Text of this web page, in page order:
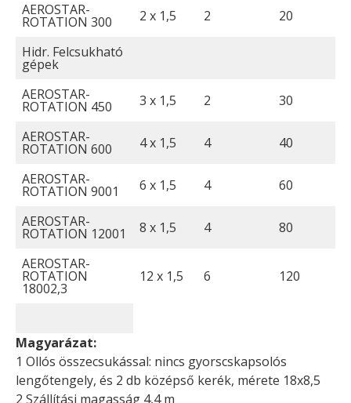
AEROSTAR-
ROTATION 300 2 x 1,5 2 20
Hidr. Felcsukható
gépek
AEROSTAR-
ROTATION 450 3 x 1,5 2 30
AEROSTAR-
ROTATION 600 4 x 1,5 4 40
AEROSTAR-
ROTATION 9001 6 x 1,5 4 60
AEROSTAR-
ROTATION 12001 8 x 1,5 4 80
AEROSTAR-
ROTATION
18002,3
12 x 1,5 6 120
Magyarázat:
1 Ollós összecsukással: nincs gyorscskapsolós
lengőtengely, és 2 db középső kerék, mérete 18x8,5
2 Szállítási magasság 4,4 m